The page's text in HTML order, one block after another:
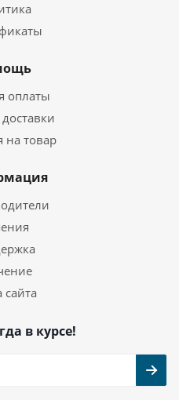
оплаты
на товар
сайта
в курсе!